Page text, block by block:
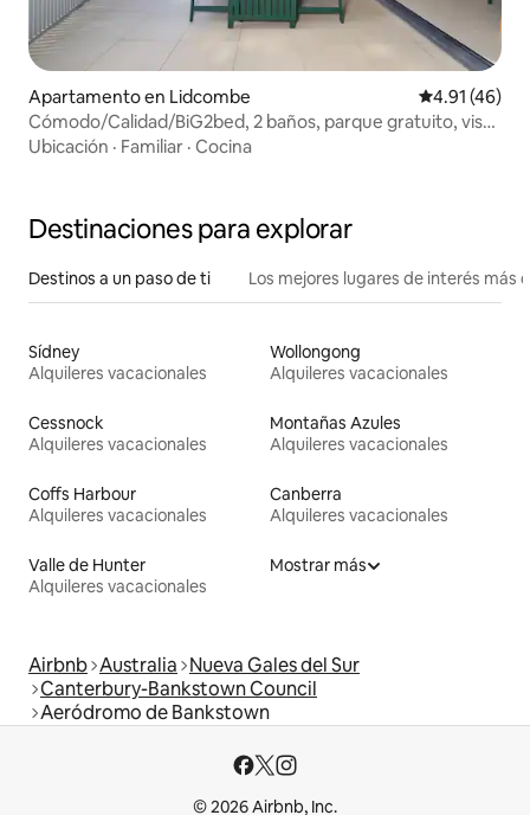
Apartamento en Lidcombe Calificación
4.91 (46)
Cómodo/Calidad/BiG2bed, 2 baños, parque gratuito, vista
al parque
Ubicación · Familiar · Cocina
Destinaciones para explorar
Destinos a un paso de ti Los mejores lugares de interés más
Sídney
Alquileres vacacionales
Wollongong
Alquileres vacacionales
Cessnock
Alquileres vacacionales
Montañas Azules
Alquileres vacacionales
Coffs Harbour
Alquileres vacacionales
Canberra
Alquileres vacacionales
Valle de Hunter
Alquileres vacacionales
Mostrar más
Airbnb Australia Nueva Gales del Sur
Canterbury-Bankstown Council
Aeródromo de Bankstown
© 2026 Airbnb, Inc.